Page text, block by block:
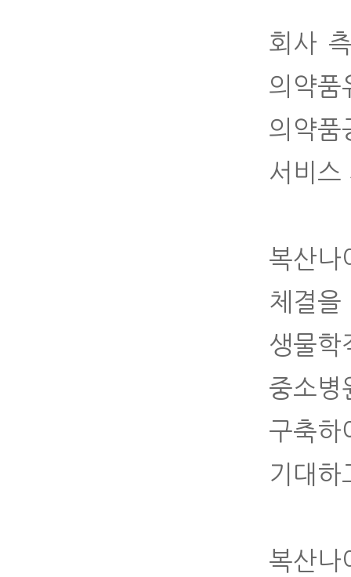
회사
의약
의약
서비스
복산
체결
생물
중소
구축
기대하
복산